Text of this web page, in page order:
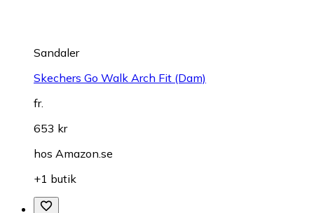
Sandaler
Skechers Go Walk Arch Fit (Dam)
fr.
653 kr
hos Amazon.se
+1 butik